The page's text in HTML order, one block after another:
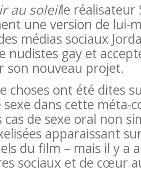
au soleille réalisateur
une version de lui-
médias sociaux
nudistes gay et
son nouveau projet.
choses ont été dites
dans cette méta-
de sexe oral non
apparaissant
du film – mais il y a
sociaux et de cœur